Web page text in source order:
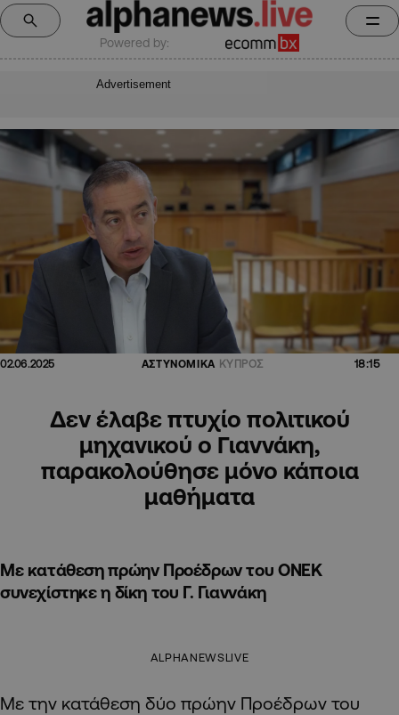
Powered by:
Advertisement
02.06.2025 ΑΣΤΥΝΟΜΙΚΑ ΚΥΠΡΟΣ 18:15
Δεν έλαβε πτυχίο πολιτικού
μηχανικού ο Γιαννάκη,
παρακολούθησε μόνο κάποια
μαθήματα
Με κατάθεση πρώην Προέδρων του ΟΝΕΚ
συνεχίστηκε η δίκη του Γ. Γιαννάκη
ALPHANEWSLIVE
Με την κατάθεση δύο πρώην Προέδρων του